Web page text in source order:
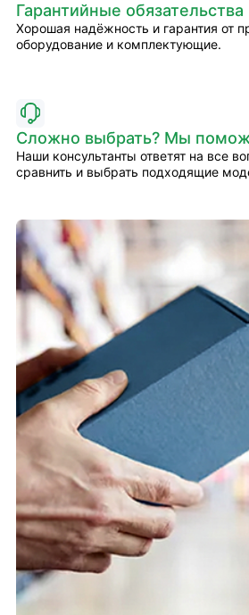
Гарантийные обязательства
Хорошая надёжность и гарантия от
оборудование и комплектующие.
Сложно выбрать? Мы
Наши консультанты ответят на все
сравнить и выбрать подходящие